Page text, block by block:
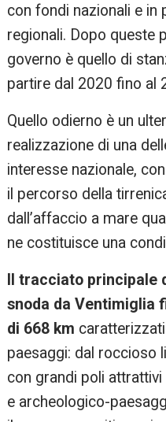
con fondi nazionali e in
regionali. Dopo queste
governo è quello di
partire dal 2020 fino al
Quello odierno è un
realizzazione di una
interesse nazionale,
il percorso della
dall’affaccio a mare
ne costituisce una
Il tracciato
snoda da Ventimiglia
di 668 km
paesaggi: dal roccioso
con grandi poli
e archeologico-